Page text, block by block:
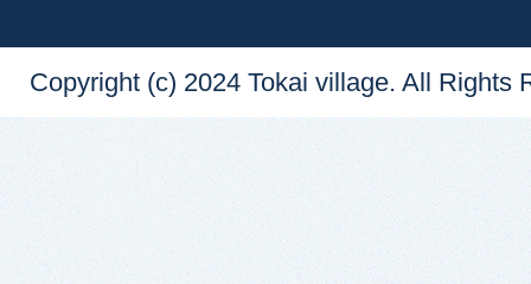
Copyright (c) 2024 Tokai village. All Rights